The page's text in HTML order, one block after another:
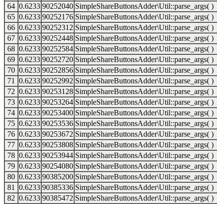
64 0.6233 90252040 SimpleShareButtonsAdder\Util::parse_args( )
65 0.6233 90252176 SimpleShareButtonsAdder\Util::parse_args( )
66 0.6233 90252312 SimpleShareButtonsAdder\Util::parse_args( )
67 0.6233 90252448 SimpleShareButtonsAdder\Util::parse_args( )
68 0.6233 90252584 SimpleShareButtonsAdder\Util::parse_args( )
69 0.6233 90252720 SimpleShareButtonsAdder\Util::parse_args( )
70 0.6233 90252856 SimpleShareButtonsAdder\Util::parse_args( )
71
0.6233 90252992 SimpleShareButtonsAdder\Util::parse_args( )
72 0.6233 90253128 SimpleShareButtonsAdder\Util::parse_args( )
73 0.6233 90253264 SimpleShareButtonsAdder\Util::parse_args( )
74 0.6233 90253400 SimpleShareButtonsAdder\Util::parse_args( )
75 0.6233 90253536 SimpleShareButtonsAdder\Util::parse_args( )
76 0.6233 90253672 SimpleShareButtonsAdder\Util::parse_args( )
77 0.6233 90253808 SimpleShareButtonsAdder\Util::parse_args( )
78 0.6233 90253944 SimpleShareButtonsAdder\Util::parse_args( )
79 0.6233 90254080 SimpleShareButtonsAdder\Util::parse_args( )
80 0.6233 90385200 SimpleShareButtonsAdder\Util::parse_args( )
81
0.6233 90385336 SimpleShareButtonsAdder\Util::parse_args( )
82 0.6233 90385472 SimpleShareButtonsAdder\Util::parse_args( )